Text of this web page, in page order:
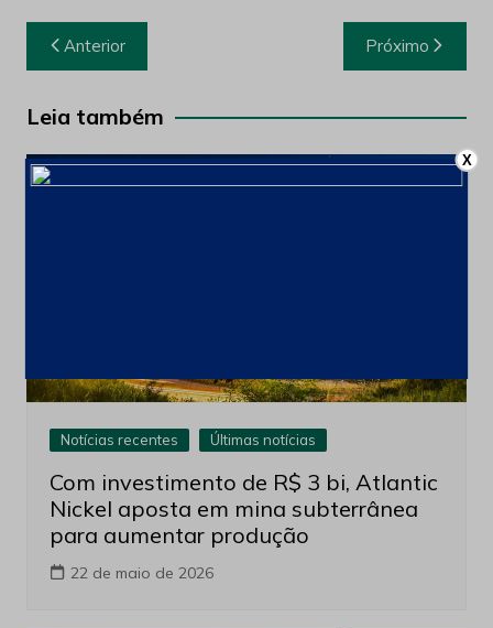
Navegação
de
Post
Anterior Próximo
Leia também
Notícias recentes Últimas notícias
Com investimento de R$ 3 bi, Atlantic
Nickel aposta em mina subterrânea
para aumentar produção
22 de maio de 2026
X